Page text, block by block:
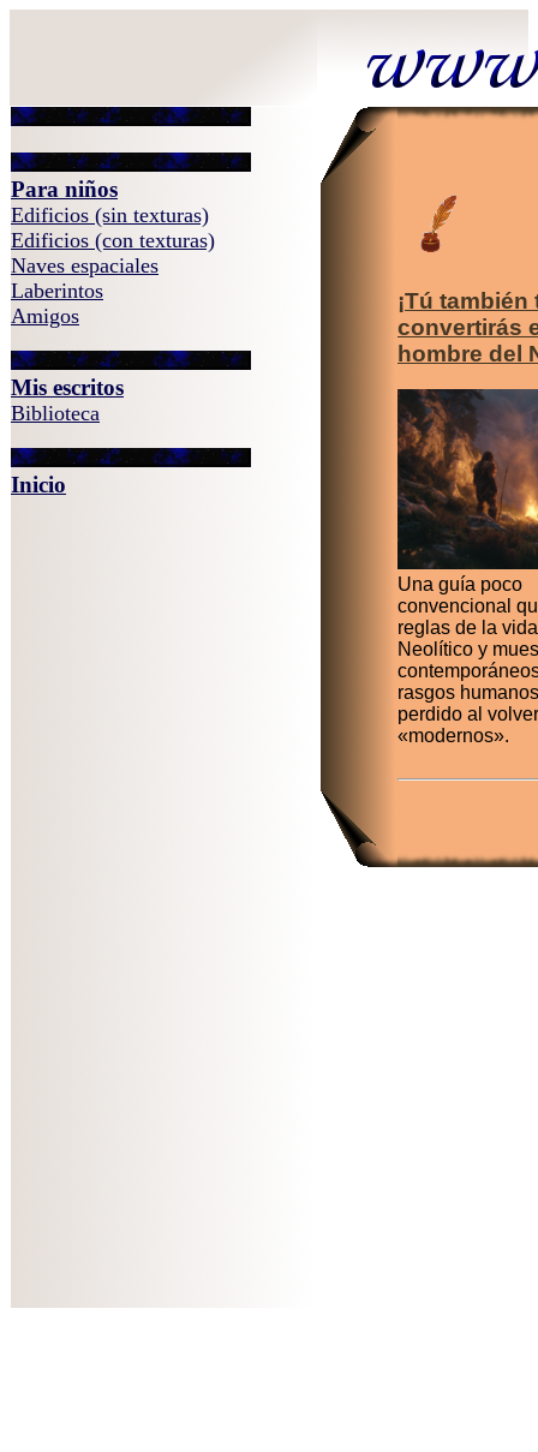
Para niños
Edificios (sin texturas)
Edificios (con texturas)
Naves espaciales
Laberintos
Amigos
Mis escritos
Biblioteca
Inicio
¡Tú también
convertirás
hombre del
Una guía poco
convencional
reglas de la
Neolítico y
rasgos
perdido al
«modernos».